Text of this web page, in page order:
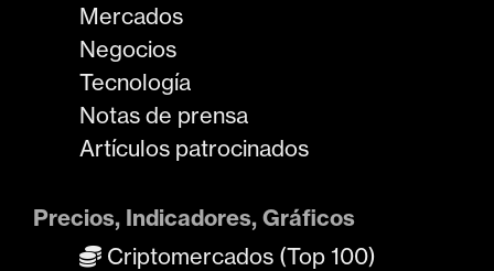
Mercados
Negocios
Tecnología
Notas de prensa
Artículos patrocinados
Precios, Indicadores, Gráficos
Criptomercados (Top 100)